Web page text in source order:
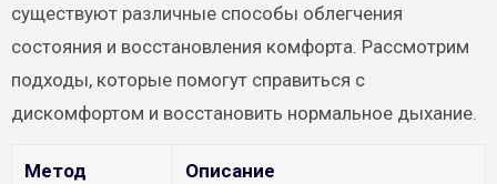
существуют различные способы облегчения
состояния и восстановления комфорта. Рассмотрим
подходы, которые помогут справиться с
дискомфортом и восстановить нормальное дыхание.
Метод Описание